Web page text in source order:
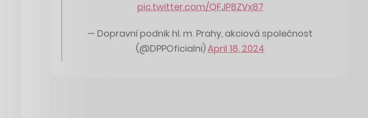
pic.twitter.com/QFJP8ZVx87
— Dopravní podnik hl. m. Prahy, akciová společnost
(@DPPOficialni)April 18, 2024